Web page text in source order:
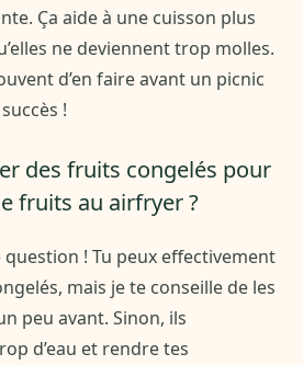
Ça aide à une cuisson plus
ne deviennent trop molles.
d’en faire avant un picnic
!
des fruits congelés pour
fruits au airfryer ?
question ! Tu peux effectivement
mais je te conseille de les
peu avant. Sinon, ils
d’eau et rendre tes